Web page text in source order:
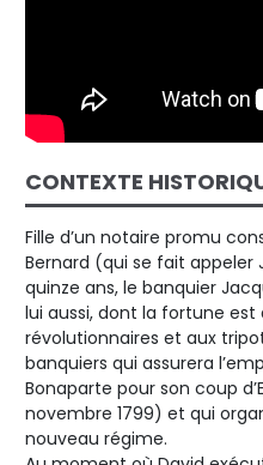
CONTEXTE
Fille d’un notaire promu
Bernard (qui se fait appeler
quinze ans, le banquier
lui aussi, dont la fortune est
révolutionnaires et aux
banquiers qui assurera
Bonaparte pour son coup
novembre 1799) et qui
nouveau régime.